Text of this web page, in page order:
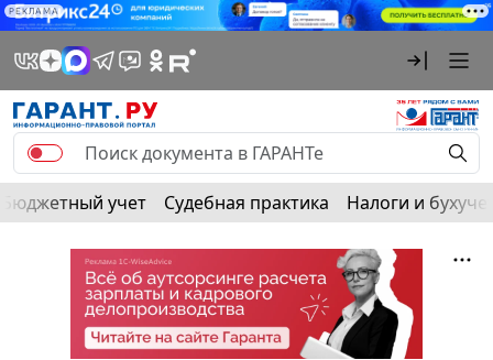
РЕКЛАМА
Бюджетный учет Судебная практика Налоги и